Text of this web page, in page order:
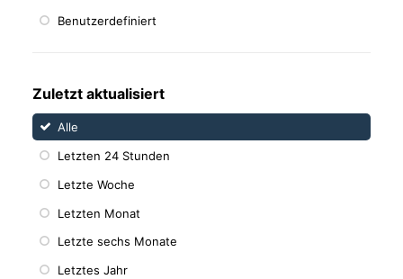
Benutzerdefiniert
Zuletzt aktualisiert
Alle
Letzten 24 Stunden
Letzte Woche
Letzten Monat
Letzte sechs Monate
Letztes Jahr